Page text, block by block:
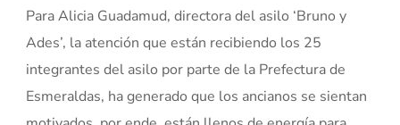
Para Alicia Guadamud, directora del asilo ‘Bruno y
Ades’, la atención que están recibiendo los 25
integrantes del asilo por parte de la Prefectura de
Esmeraldas, ha generado que los ancianos se sientan